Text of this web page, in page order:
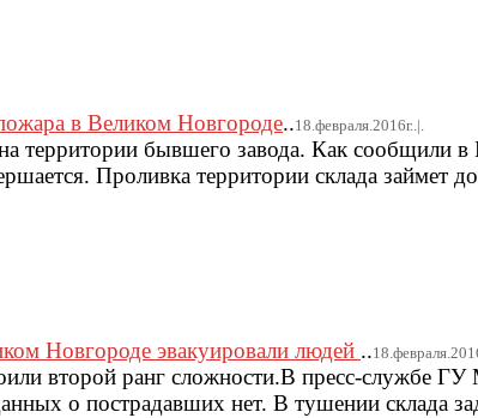
в Великом Новгороде..18.февраля.2016г..|.
территории бывшего завода. Как сообщили
Проливка территории склада займет
Новгороде эвакуировали людей ..
второй ранг сложности.В пресс-службе
о пострадавших нет. В тушении склада